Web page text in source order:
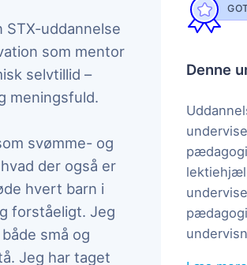
uddannelse
som mentor
selvtillid –
meningsfuld.
svømme- og
der også er
hvert barn i
forståeligt. Jeg
små og
Jeg har taget
Denne